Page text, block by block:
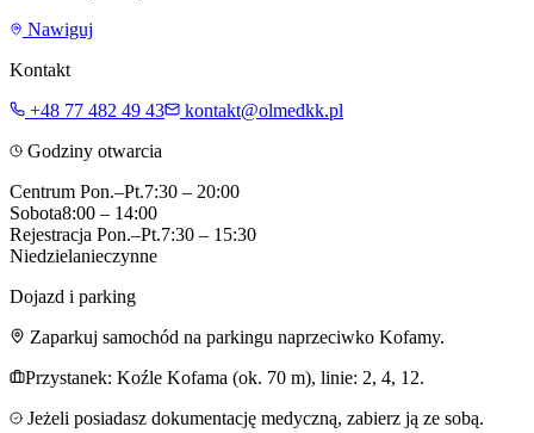
Nawiguj
Kontakt
+48 77 482 49 43
kontakt@olmedkk.pl
Godziny otwarcia
Centrum Pon.–Pt.7:30 – 20:00
Sobota8:00 – 14:00
Rejestracja Pon.–Pt.7:30 – 15:30
Niedzielanieczynne
Dojazd i parking
Zaparkuj samochód na parkingu naprzeciwko Kofamy.
Przystanek: Koźle Kofama (ok. 70 m), linie: 2, 4, 12.
Jeżeli posiadasz dokumentację medyczną, zabierz ją ze sobą.